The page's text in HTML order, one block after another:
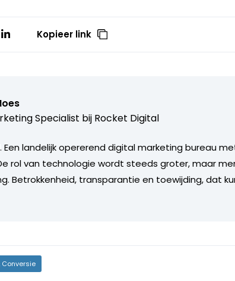
Kopieer link
Specialist bij Rocket Digital
Een landelijk opererend digital marketing bureau
rol van technologie wordt steeds groter, maar
Betrokkenheid, transparantie en toewijding, dat
Conversie